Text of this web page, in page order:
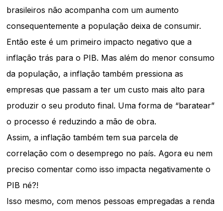
brasileiros não acompanha com um aumento
consequentemente a população deixa de consumir.
Então este é um primeiro impacto negativo que a
inflação trás para o PIB. Mas além do menor consumo
da população, a inflação também pressiona as
empresas que passam a ter um custo mais alto para
produzir o seu produto final. Uma forma de “baratear”
o processo é reduzindo a mão de obra.
Assim, a inflação também tem sua parcela de
correlação com o desemprego no país. Agora eu nem
preciso comentar como isso impacta negativamente o
PIB né?!
Isso mesmo, com menos pessoas empregadas a renda